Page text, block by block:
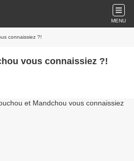
MENU
connaissiez ?!
vous connaissiez ?!